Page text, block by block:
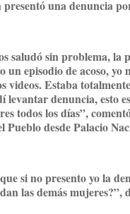
una denuncia
saludó sin problema, la
un episodio de acoso, yo
videos. Estaba
levantar denuncia, esto
todos los días”,
Pueblo desde Palacio
si no presento yo la
las demás mujeres?”,